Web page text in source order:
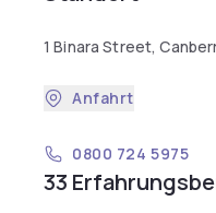
1 Binara Street,
Anfahrt
0800 724 5975
33